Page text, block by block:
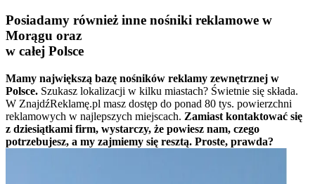
Posiadamy również inne nośniki reklamowe w
Morągu oraz
w całej Polsce
Mamy największą bazę nośników reklamy zewnętrznej w
Polsce. Szukasz lokalizacji w kilku miastach? Świetnie się składa.
W ZnajdźReklamę.pl masz dostęp do ponad 80 tys. powierzchni
reklamowych w najlepszych miejscach. Zamiast kontaktować się
z dziesiątkami firm, wystarczy, że powiesz nam, czego
potrzebujesz, a my zajmiemy się resztą. Proste, prawda?